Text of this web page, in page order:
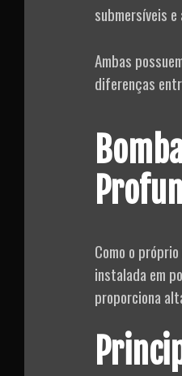
submersíveis
Ambas
diferenças
Como o
instalada em
proporciona